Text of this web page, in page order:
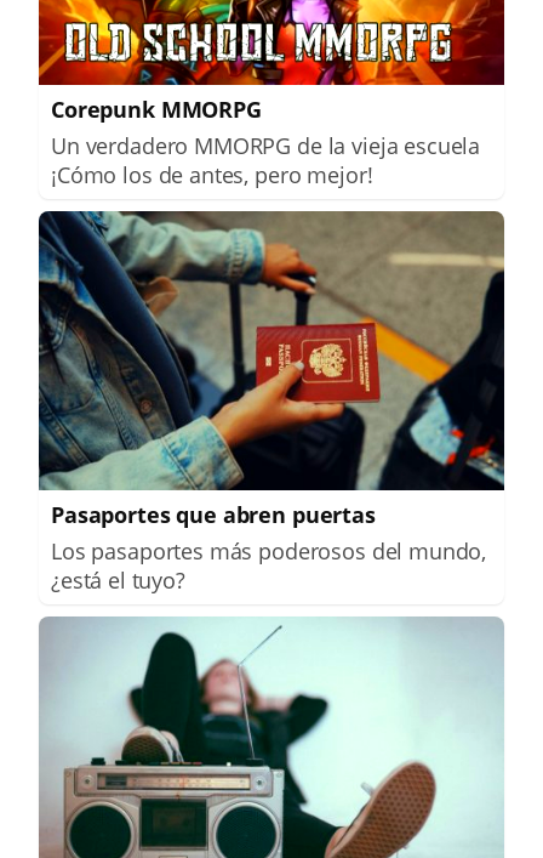
Corepunk MMORPG
Un verdadero MMORPG de la vieja escuela
¡Cómo los de antes, pero mejor!
Pasaportes que abren puertas
Los pasaportes más poderosos del mundo,
¿está el tuyo?